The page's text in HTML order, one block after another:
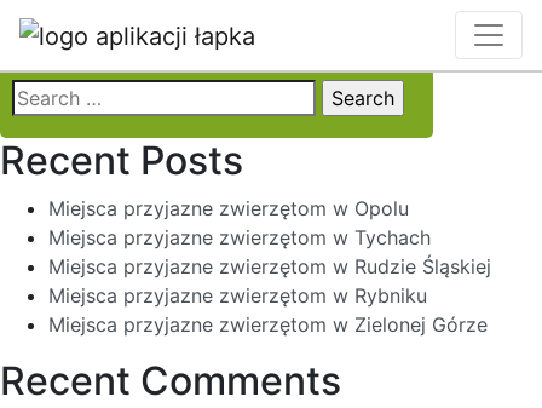
Locality:Rzeszów
Search
for:
Recent Posts
Miejsca przyjazne zwierzętom w Opolu
Miejsca przyjazne zwierzętom w Tychach
Miejsca przyjazne zwierzętom w Rudzie Śląskiej
Miejsca przyjazne zwierzętom w Rybniku
Miejsca przyjazne zwierzętom w Zielonej Górze
Recent Comments